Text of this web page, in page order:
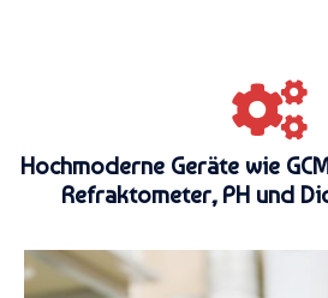
Hochmoderne Geräte wie
Refraktometer, PH und